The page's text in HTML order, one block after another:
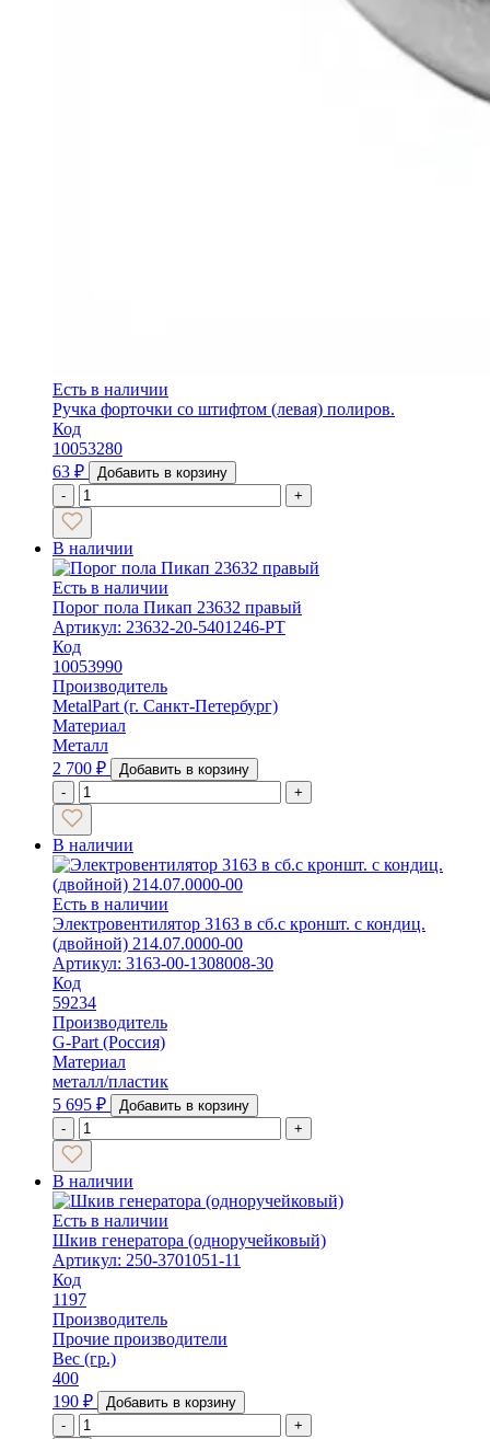
Есть в наличии
Ручка форточки со штифтом (левая) полиров.
Код
10053280
63 ₽
Добавить в корзину
-
+
В наличии
Есть в наличии
Порог пола Пикап 23632 правый
Артикул: 23632-20-5401246-РТ
Код
10053990
Производитель
MetalPart (г. Санкт-Петербург)
Материал
Металл
2 700 ₽
Добавить в корзину
-
+
В наличии
Есть в наличии
Электровентилятор 3163 в сб.с кроншт. с кондиц.
(двойной) 214.07.0000-00
Артикул: 3163-00-1308008-30
Код
59234
Производитель
G-Part (Россия)
Материал
металл/пластик
5 695 ₽
Добавить в корзину
-
+
В наличии
Есть в наличии
Шкив генератора (одноручейковый)
Артикул: 250-3701051-11
Код
1197
Производитель
Прочие производители
Вес (гр.)
400
190 ₽
Добавить в корзину
-
+